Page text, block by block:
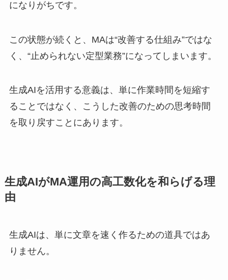
になりがちです。
この状態が続くと、MAは“改善する仕組み”ではな
く、“止められない定型業務”になってしまいます。
生成AIを活用する意義は、単に作業時間を短縮す
ることではなく、こうした改善のための思考時間
を取り戻すことにあります。
生成AIがMA運用の高工数化を和らげる理
由
生成AIは、単に文章を速く作るための道具ではあ
りません。